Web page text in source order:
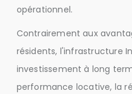
opérationnel.
Contrairement aux
résidents, l'infrastructure
investissement à long
performance locative, la